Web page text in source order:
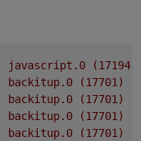
javascript.0
(17194)
backitup.0 (17701)
backitup.0 (17701)
backitup.0 (17701)
backitup.0 (17701)